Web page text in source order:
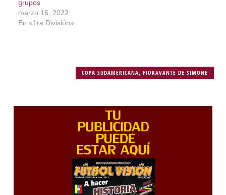
grupos
marzo 16, 2022
En «1ra División»
COPA SUDAMERICANA,FIORAVANTE DE SIMONE